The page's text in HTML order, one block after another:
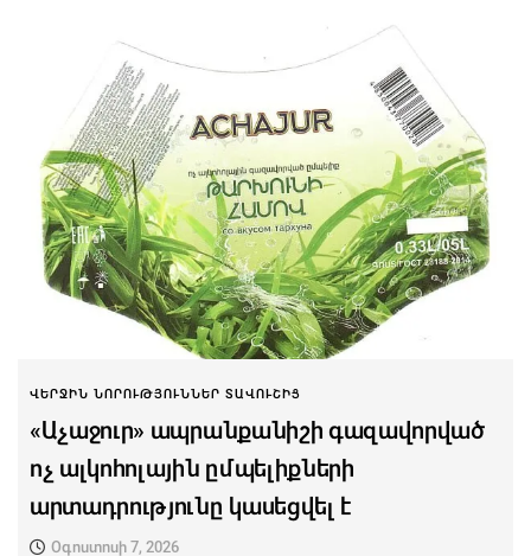
ՎԵՐՋԻՆ ՆՈՐՈՒԹՅՈՒՆՆԵՐ ՏԱՎՈՒՇԻՑ
«Աչաջուր» ապրանքանիշի գազավորված
ոչ ալկոհոլային ըմպելիքների
արտադրությունը կասեցվել է
Օգոստոսի 7, 2026